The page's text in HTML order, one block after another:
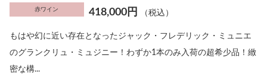
赤ワイン 418,000円 （税込）
もはや幻に近い存在となったジャック・フレデリック・ミュニエ
のグランクリュ・ミュジニー！わずか1本のみ入荷の超希少品！緻
密な構...